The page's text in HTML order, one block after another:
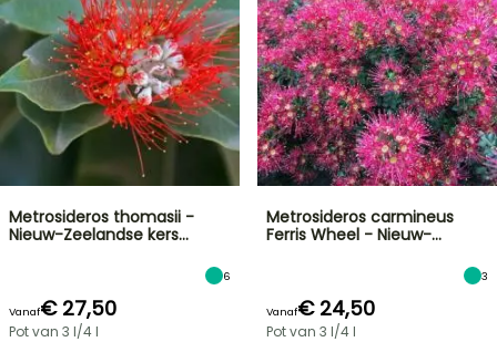
Metrosideros thomasii -
Nieuw-Zeelandse kers…
6
Vanaf€ 27,50
Pot van 3 l/4 l
Metrosideros carmineus
Ferris Wheel - Nieuw-…
3
Vanaf€ 24,50
Pot van 3 l/4 l